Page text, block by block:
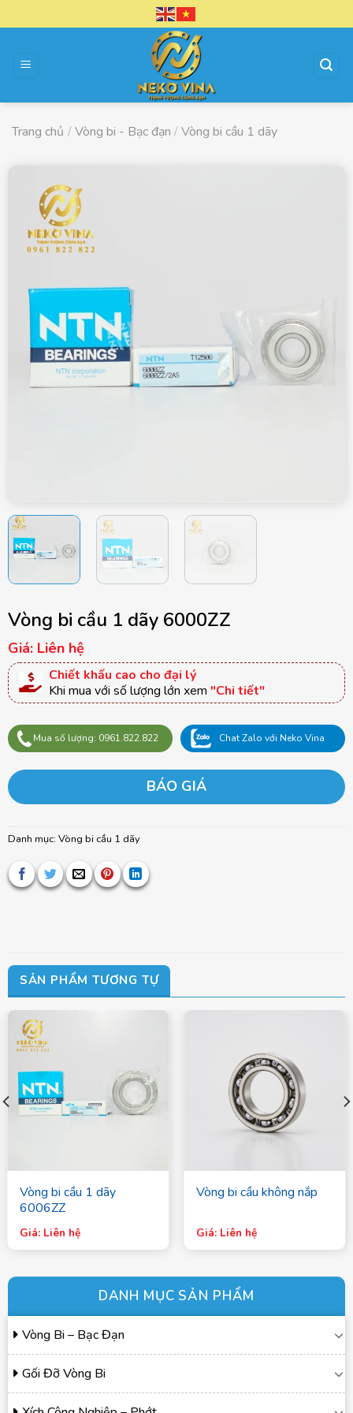
đến
dung
Trang chủ / Vòng bi - Bạc đạn / Vòng bi cầu 1 dãy
DANH MỤC SẢN PHẨM
Vòng Bi – Bạc Đạn
Gối Đỡ Vòng Bi
Vòng bi cầu 1 dãy 6000ZZ
Giá: Liên hệ
Chiết khấu cao cho đại lý
Khi mua với số lượng lớn xem "Chi tiết"
Mua số lượng: 0961.822.822 Chat Zalo với Neko Vina
BÁO GIÁ
Danh mục: Vòng bi cầu 1 dãy
SẢN PHẨM TƯƠNG TỰ
Vòng bi cầu 1 dãy
6006ZZ
Giá: Liên hệ
Vòng bi cầu không nắp
Giá: Liên hệ